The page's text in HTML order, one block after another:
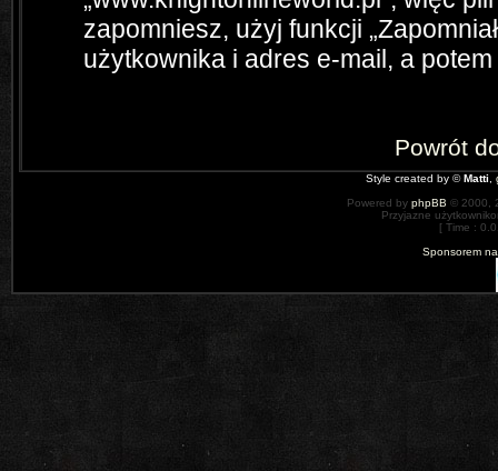
zapomniesz, użyj funkcji
użytkownika i adres e-mail, a
Powrót
Style created by ©Matti
Powered by phpBB © 2000,
Przyjazne
[ Time :
Sponsorem